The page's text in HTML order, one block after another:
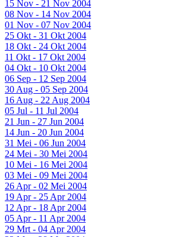
15 Nov - 21 Nov 2004
08 Nov - 14 Nov 2004
01 Nov - 07 Nov 2004
25 Okt - 31 Okt 2004
18 Okt - 24 Okt 2004
11 Okt - 17 Okt 2004
04 Okt - 10 Okt 2004
06 Sep - 12 Sep 2004
30 Aug - 05 Sep 2004
16 Aug - 22 Aug 2004
05 Jul - 11 Jul 2004
21 Jun - 27 Jun 2004
14 Jun - 20 Jun 2004
31 Mei - 06 Jun 2004
24 Mei - 30 Mei 2004
10 Mei - 16 Mei 2004
03 Mei - 09 Mei 2004
26 Apr - 02 Mei 2004
19 Apr - 25 Apr 2004
12 Apr - 18 Apr 2004
05 Apr - 11 Apr 2004
29 Mrt - 04 Apr 2004